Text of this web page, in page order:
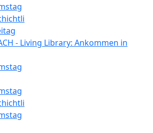
- Living Library: Ankommen in